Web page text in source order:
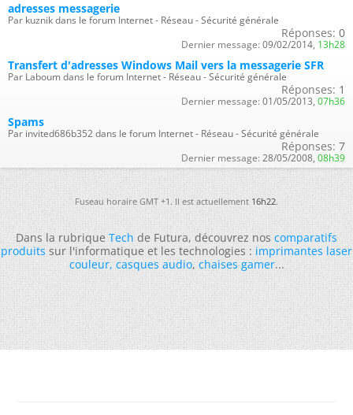
adresses messagerie
Par kuznik dans le forum Internet - Réseau - Sécurité générale
Réponses: 0
Dernier message: 09/02/2014, 13h28
Transfert d'adresses Windows Mail vers la messagerie SFR
Par Laboum dans le forum Internet - Réseau - Sécurité générale
Réponses: 1
Dernier message: 01/05/2013, 07h36
Spams
Par invited686b352 dans le forum Internet - Réseau - Sécurité générale
Réponses: 7
Dernier message: 28/05/2008, 08h39
Fuseau horaire GMT +1. Il est actuellement16h22.
Dans la rubriqueTechde Futura, découvrez noscomparatifs
produitssur l'informatique et les technologies :imprimantes laser
couleur,casques audio,chaises gamer...